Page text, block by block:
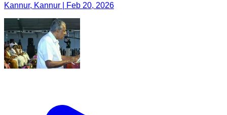
Kannur, Kannur | Feb 20, 2026